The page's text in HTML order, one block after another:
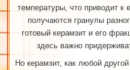
температуры, что приводит к
получаются гранулы
готовый керамзит и его
здесь важно
Но керамзит, как любой